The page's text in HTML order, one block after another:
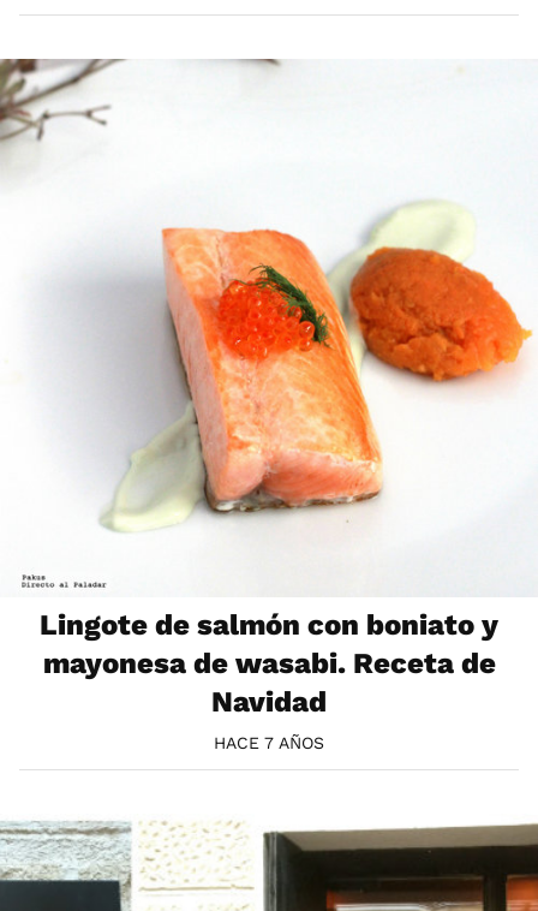
Lingote de salmón con boniato y
mayonesa de wasabi. Receta de
Navidad
HACE 7 AÑOS